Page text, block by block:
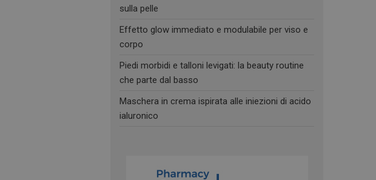
sulla pelle
Effetto glow immediato e modulabile per viso e
corpo
Piedi morbidi e talloni levigati: la beauty routine
che parte dal basso
Maschera in crema ispirata alle iniezioni di acido
ialuronico